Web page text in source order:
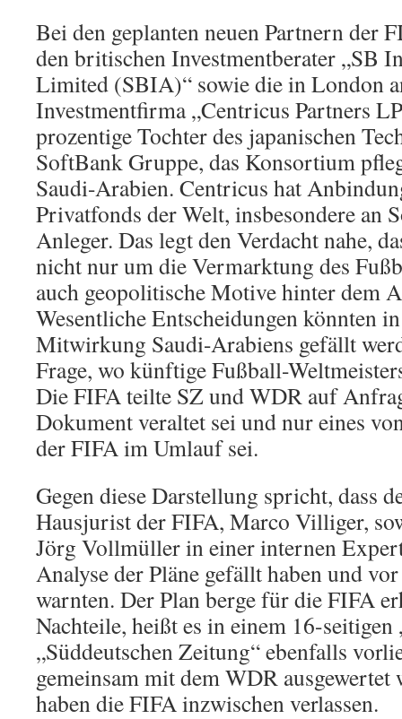
Bei den geplanten neuen Partnern der
den britischen Investmentberater „SB
Limited (SBIA)“ sowie die in London
Investmentfirma „Centricus Partners
prozentige Tochter des japanischen
SoftBank Gruppe, das Konsortium
Saudi-Arabien. Centricus hat
Privatfonds der Welt, insbesondere an
Anleger. Das legt den Verdacht nahe,
nicht nur um die Vermarktung des
auch geopolitische Motive hinter dem
Wesentliche Entscheidungen könnten
Mitwirkung Saudi-Arabiens gefällt
Frage, wo künftige Fußball-
Die FIFA teilte SZ und WDR auf
Dokument veraltet sei und nur eines
der FIFA im Umlauf sei.
Gegen diese Darstellung spricht, dass
Hausjurist der FIFA, Marco Villiger,
Jörg Vollmüller in einer internen
Analyse der Pläne gefällt haben und
warnten. Der Plan berge für die FIFA
Nachteile, heißt es in einem 16-seitigen
„Süddeutschen Zeitung“ ebenfalls
gemeinsam mit dem WDR
haben die FIFA inzwischen verlassen.